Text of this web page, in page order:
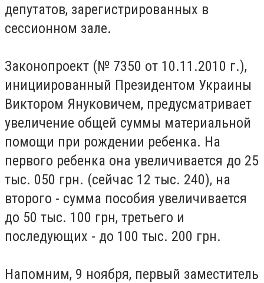
депутатов, зарегистрированных в
сессионном зале.
Законопроект (№ 7350 от 10.11.2010 г.),
инициированный Президентом Украины
Виктором Януковичем, предусматривает
увеличение общей суммы материальной
помощи при рождении ребенка. На
первого ребенка она увеличивается до 25
тыс. 050 грн. (сейчас 12 тыс. 240), на
второго - сумма пособия увеличивается
до 50 тыс. 100 грн, третьего и
последующих - до 100 тыс. 200 грн.
Напомним, 9 ноября, первый заместитель